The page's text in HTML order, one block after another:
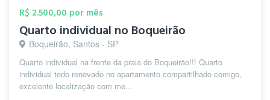
R$ 2.500,00 por mês
Quarto individual no Boqueirão
Boqueirão, Santos - SP
Quarto individual na frente da praia do Boqueirão!!! Quarto
individual todo renovado no apartamento compartilhado comigo,
excelente localização com me...